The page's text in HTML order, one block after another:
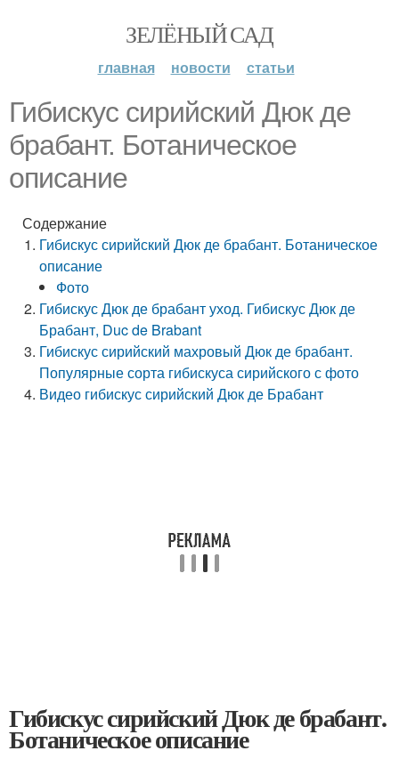
ЗЕЛЁНЫЙ САД
главная новости статьи
Гибискус сирийский Дюк де
брабант. Ботаническое
описание
Содержание
Гибискус сирийский Дюк де брабант. Ботаническое
описание
Фото
Гибискус Дюк де брабант уход. Гибискус Дюк де
Брабант, Duc de Brabant
Гибискус сирийский махровый Дюк де брабант.
Популярные сорта гибискуса сирийского с фото
Видео гибискус сирийский Дюк де Брабант
Гибискус сирийский Дюк де брабант.
Ботаническое описание